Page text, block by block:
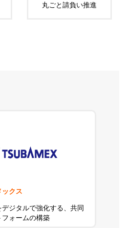
丸ごと請負い推進
ックス
ジタルで強化する、共同
ォームの構築